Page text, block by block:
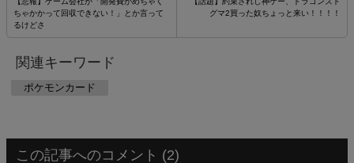
ちゃかかって回収できない！」とか言って
るけどさ
グマ2買った奴ちょっと来い！！！！
関連キーワード
ポケモンカード
この記事へのコメント (2)